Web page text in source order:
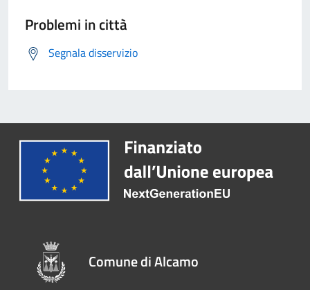
Problemi in città
Segnala disservizio
Comune di Alcamo